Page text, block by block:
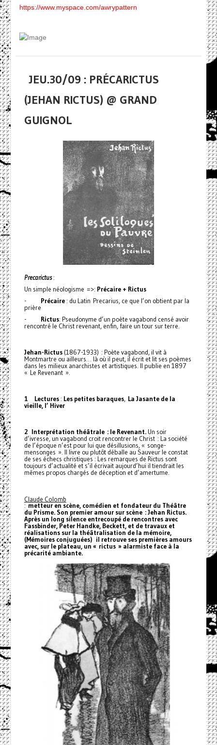
https://www.myspace.com/awrypattern
JEU.30/09 : PRÉCARICTUS
(JEHAN RICTUS) @ GRAND
GUIGNOL
Precarictus:
Un simple néologisme =>: Précaire + Rictus
- Précaire: du Latin Precarius, ce que l’on obtient par la
prière
- Rictus: Pseudonyme d’un poète vagabond censé avoir
rencontré le Christ revenant, enfin, faire un tour sur terre.
Jehan-Rictus(1867-1933) : Poète vagabond, il vit à
Montmartre ou ailleurs… là où il peut, il écrit et lit ses poèmes
dans les milieux anarchistes et artistiques. Il publie en 1897
« Le Revenant ».
1 Lectures: Les petites baraques, La Jasante de la
vieille, l’ Hiver
2 Interprétation théâtrale : le Revenant.Un soir
d’ivresse, un vagabond croit rencontrer le Christ : La société
de l’époque n’est pour lui que désillusions, « songe-
mensonges ». Il livre ou plutôt déballe au Sauveur le constat
de ses échecs christiques : Les remarques de Rictus sont
toujours d’actualité et s’il écrivait aujourd’hui il tiendrait les
mêmes propos chargés de déception et d’amertume.
Claude Colomb
: metteur en scène, comédien et fondateur du Théâtre
du Prisme. Son premier amour sur scène : Jehan Rictus.
Après un long silence entrecoupé de rencontres avec
Fassbinder, Peter Handke, Beckett, et de travaux et
réalisations sur la théâtralisation de la mémoire,
(Mémoires conjuguées) il retrouve ses premières amours
avec, sur le plateau, un « rictus » alarmiste face à la
précarité ambiante.